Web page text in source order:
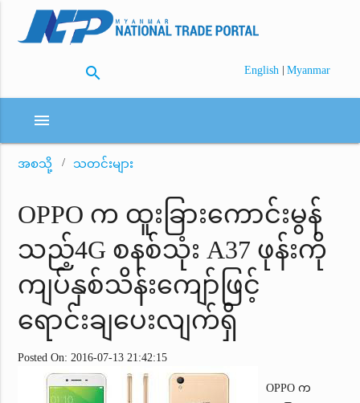
search English | Myanmar
menu
အစသို့ သတင်းများ
OPPO က ထူးခြားကောင်းမွန်
သည့်4G စနစ်သုံး A37 ဖုန်းကို
ကျပ်နှစ်သိန်းကျော်ဖြင့်
ရောင်းချပေးလျက်ရှိ
Posted On: 2016-07-13 21:42:15
OPPO က